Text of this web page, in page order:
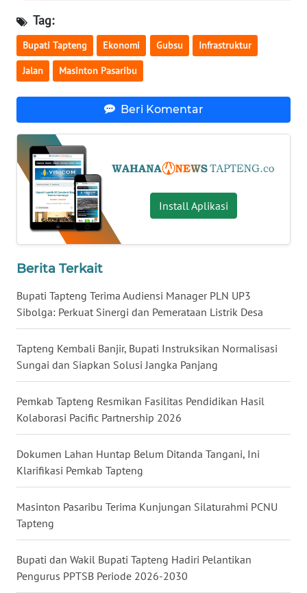
Tag:
Bupati Tapteng Ekonomi Gubsu Infrastruktur
Jalan Masinton Pasaribu
Beri Komentar
Install Aplikasi
Berita Terkait
Bupati Tapteng Terima Audiensi Manager PLN UP3
Sibolga: Perkuat Sinergi dan Pemerataan Listrik Desa
Tapteng Kembali Banjir, Bupati Instruksikan Normalisasi
Sungai dan Siapkan Solusi Jangka Panjang
Pemkab Tapteng Resmikan Fasilitas Pendidikan Hasil
Kolaborasi Pacific Partnership 2026
Dokumen Lahan Huntap Belum Ditanda Tangani, Ini
Klarifikasi Pemkab Tapteng
Masinton Pasaribu Terima Kunjungan Silaturahmi PCNU
Tapteng
Bupati dan Wakil Bupati Tapteng Hadiri Pelantikan
Pengurus PPTSB Periode 2026-2030
WN
JAKARTA
WN
WN
BANTEN
NTT
KEPRI
WN
PAPUA
WN
PAPUA
BARAT
WN
RIAU
WN
WN
JAMBI
SULTRA